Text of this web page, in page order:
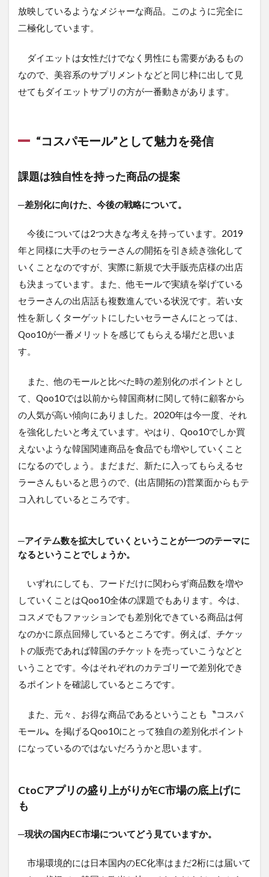
放映しているようなメジャーな商品。このように完全に
二極化しています。
ダイエットは女性だけでなく男性にも需要があるもの
なので、美容系のサプリメントなどと同じ枠に出して見
せてもダイエットサプリの方が一番動きがあります。
“コスパモール”として魅力を発信
課題は独自性を持った商品の提案
─差別化に向けた、今後の戦略について。
今後については2つ大きな考えを持っています。2019
年と同様に大手のセラーさんの開拓を引き続き強化して
いくことなのですが、実際に新規で大手販売店様の出店
も決まっています。また、他モールで実績を挙げている
セラーさんの出店話も複数進んでいる状況です。若い女
性を新しくターゲットにしたいセラーさんにとっては、
Qoo10が一番メリットを感じてもらえる場だと思いま
す。
また、他のモールと比べた時の差別化のポイントとし
て、Qoo10では以前から韓国商材に関して特に顧客から
の人気が高い傾向にありました。2020年は今一度、それ
を強化したいと考えています。やはり、Qoo10でしか買
えないような韓国関連商品を食品でも増やしていくこと
になるのでしょう。まだまだ、新たに入ってもらえるセ
ラーさんもいると思うので、(出店開拓の)営業面からもテ
コ入れしているところです。
─アイテム数を拡大していくということが一つのテーマに
なるということでしょうか。
いずれにしても、フードだけに関わらず商品数を増や
していくことはQoo10全体の課題でもあります。今は、
コスメでもファッションでも差別化できている商品は何
なのかに原点回帰しているところです。例えば、チケッ
トの販売であれば韓国のチケットを売っていこうなどと
いうことです。今はそれぞれのカテゴリーで差別化でき
るポイントを確認しているところです。
また、元々、お得な商品であるということも〝コスパ
モール〟を掲げるQoo10にとって独自の差別化ポイント
になっているのではないだろうかと思います。
CtoCアプリの盛り上がりがEC市場の底上げに
も
─現状の国内EC市場についてどう見ていますか。
市場環境的には日本国内のEC化率はまだ2桁には届いて